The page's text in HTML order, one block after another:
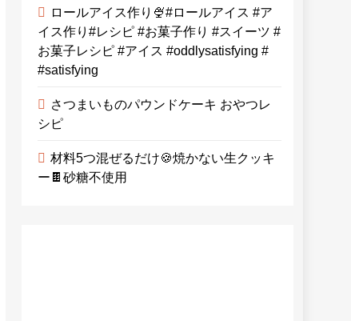
ロールアイス作り🍨#ロールアイス #ア
イス作り#レシピ #お菓子作り #スイーツ #
お菓子レシピ #アイス #oddlysatisfying #
#satisfying⁠
さつまいものパウンドケーキ おやつレ
シピ
材料5つ混ぜるだけ🍪焼かない生クッキ
ー🍫砂糖不使用